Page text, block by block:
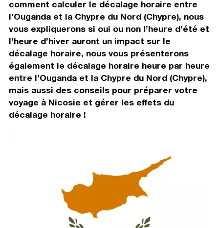
comment calculer le décalage horaire entre
l'Ouganda et la Chypre du Nord (Chypre), nous
vous expliquerons si oui ou non l’heure d’été et
l’heure d’hiver auront un impact sur le
décalage horaire, nous vous présenterons
également le décalage horaire heure par heure
entre l'Ouganda et la Chypre du Nord (Chypre),
mais aussi des conseils pour préparer votre
voyage à Nicosie et gérer les effets du
décalage horaire !